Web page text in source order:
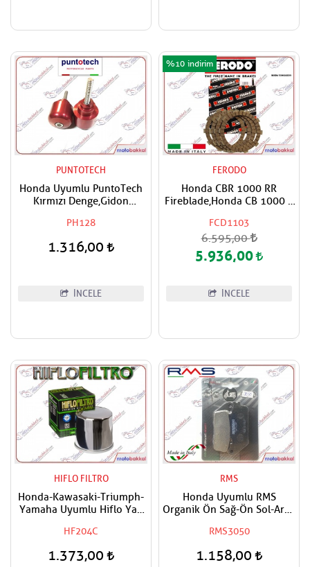
PUNTOTECH
Honda Uyumlu PuntoTech
Kırmızı Denge,Gidon
PH128
1.316,00
İNCELE
FERODO
Honda CBR 1000 RR
Fireblade,Honda CB 1000 R
FCD1103
%10
6.595,00
5.936,00
İNCELE
HIFLO FILTRO
Honda-Kawasaki-Triumph-
Yamaha Uyumlu Hiflo Yağ
HF204C
1.373,00
RMS
Honda Uyumlu RMS
Organik Ön Sağ-Ön Sol-Arka
RMS3050
1.158,00